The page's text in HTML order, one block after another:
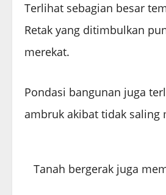
Terlihat sebagian besar
Retak yang ditimbulkan
merekat.
Pondasi bangunan juga
ambruk akibat tidak saling
Tanah bergerak juga